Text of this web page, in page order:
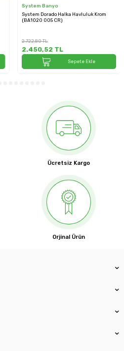
System Banyo
System Dorado Halka Havluluk Krom
(BA1020 005 CR)
2.722,80TL
2.450,52 TL
Sepete Ekle
Ücretsiz Kargo
Orjinal Ürün